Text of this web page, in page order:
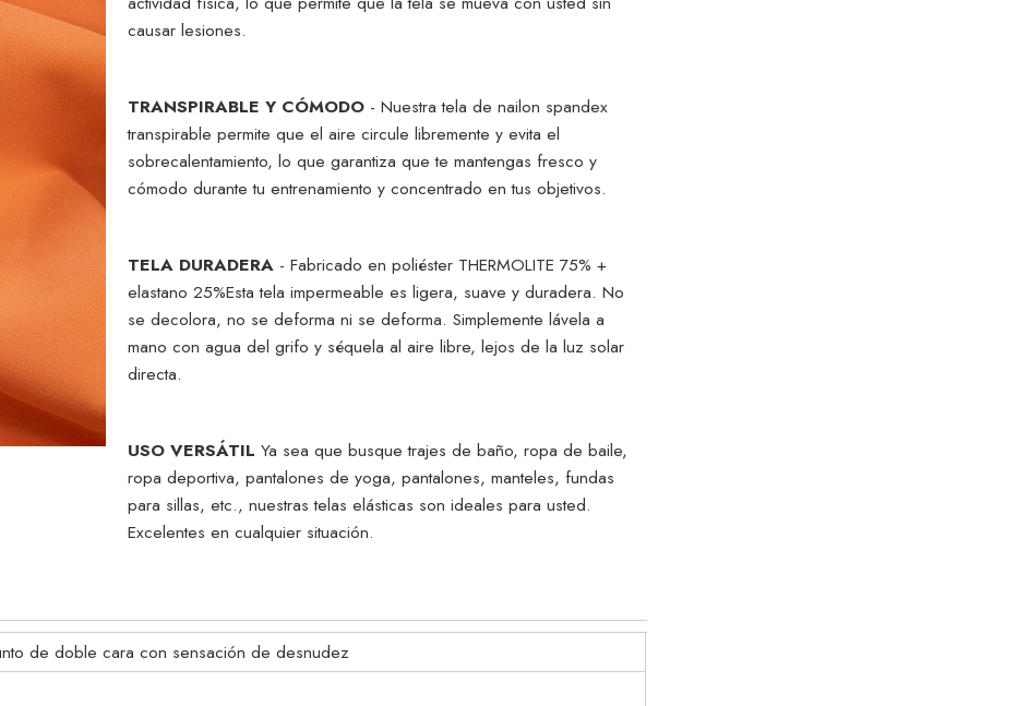
causar lesiones.
TRANSPIRABLE Y CÓMODO - Nuestra tela de nailon spandex
transpirable permite que el aire circule libremente y evita el
sobrecalentamiento, lo que garantiza que te mantengas fresco y
cómodo durante tu entrenamiento y concentrado en tus objetivos.
TELA DURADERA - Fabricado en poliéster THERMOLITE 75% +
elastano 25%Esta tela impermeable es ligera, suave y duradera. No
se decolora, no se deforma ni se deforma. Simplemente lávela a
mano con agua del grifo y séquela al aire libre, lejos de la luz solar
directa.
USO VERSÁTIL Ya sea que busque trajes de baño, ropa de baile,
ropa deportiva, pantalones de yoga, pantalones, manteles, fundas
para sillas, etc., nuestras telas elásticas son ideales para usted.
Excelentes en cualquier situación.
de doble cara con sensación de desnudez